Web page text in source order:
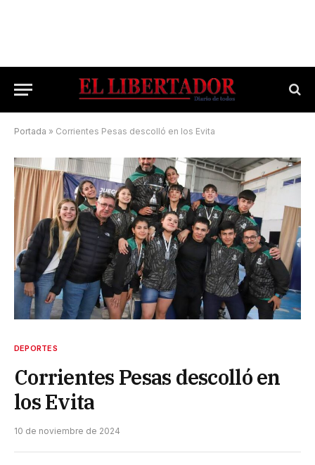
Portada » Corrientes Pesas descolló en los Evita
DEPORTES
Corrientes Pesas descolló en
los Evita
10 de noviembre de 2024